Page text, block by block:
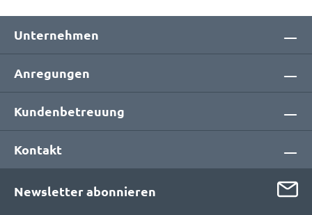
Unternehmen
Anregungen
Kundenbetreuung
Kontakt
Newsletter abonnieren